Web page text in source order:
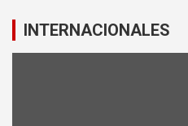
INTERNACIONALES